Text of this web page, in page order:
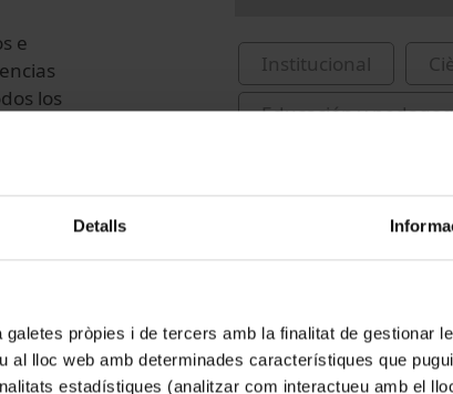
Detalls
pròpies i de tercers amb la finalitat de gestionar
al lloc web amb determinades característiques que
estadístiques (analitzar com interactueu amb el
e
los
Institucional
Educación y
Facultad de Bellas